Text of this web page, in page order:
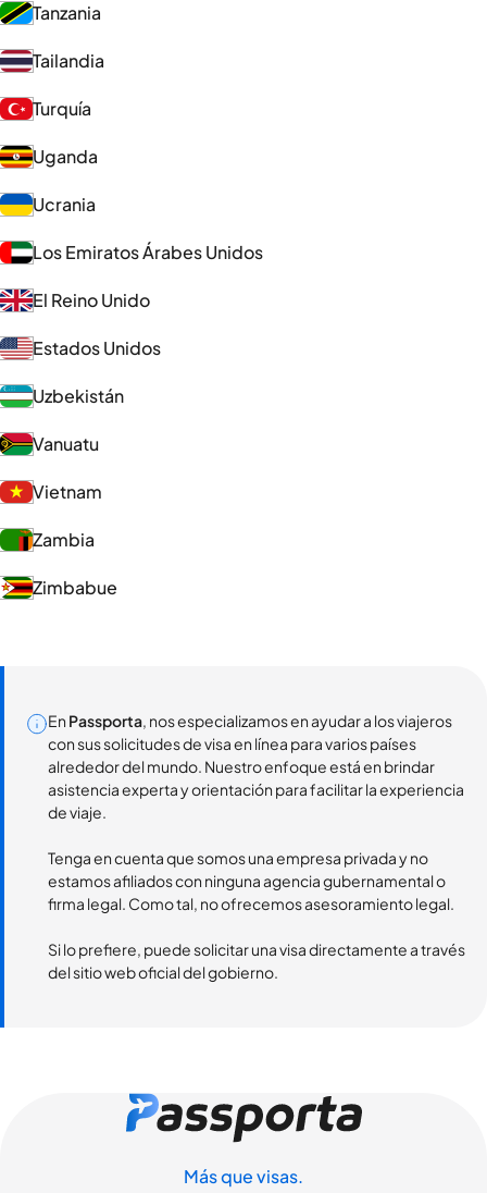
Tanzania
Tailandia
Turquía
Uganda
Ucrania
Los Emiratos Árabes Unidos
El Reino Unido
Estados Unidos
Uzbekistán
Vanuatu
Vietnam
Zambia
Zimbabue
En Passporta, nos especializamos en ayudar a los viajeros
con sus solicitudes de visa en línea para varios países
alrededor del mundo. Nuestro enfoque está en brindar
asistencia experta y orientación para facilitar la experiencia
de viaje.
Tenga en cuenta que somos una empresa privada y no
estamos afiliados con ninguna agencia gubernamental o
firma legal. Como tal, no ofrecemos asesoramiento legal.
Si lo prefiere, puede solicitar una visa directamente a través
del sitio web oficial del gobierno.
Más que visas.